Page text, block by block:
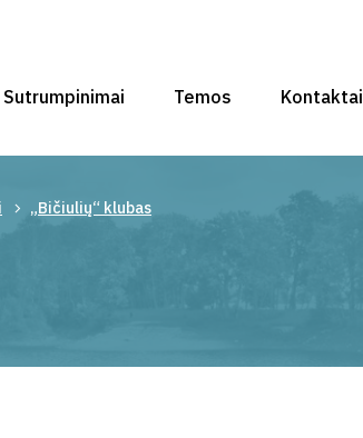
Sutrumpinimai Temos Kontaktai
„Bičiulių“ klubas